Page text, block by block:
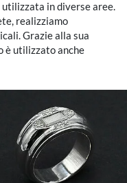
in diverse aree.
realizziamo
Grazie alla sua
utilizzato anche